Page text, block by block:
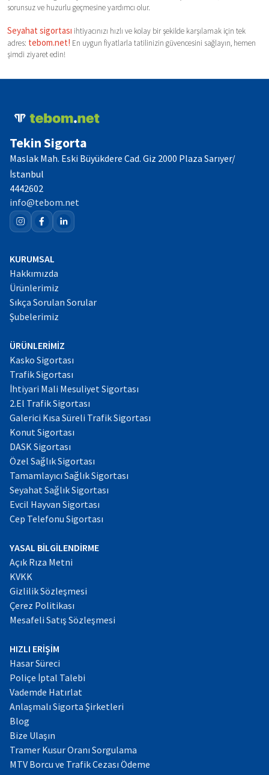
sorunsuz ve huzurlu geçmesine yardımcı olur.
Seyahat sigortası ihtiyacınızı hızlı ve kolay bir şekilde karşılamak için tek
adres: tebom.net! En uygun fiyatlarla tatilinizin güvencesini sağlayın, hemen
şimdi ziyaret edin!
Tekin Sigorta
Maslak Mah. Eski Büyükdere Cad. Giz 2000 Plaza Sarıyer/
İstanbul
4442602
info@tebom.net
KURUMSAL
Hakkımızda
Ürünlerimiz
Sıkça Sorulan Sorular
Şubelerimiz
ÜRÜNLERİMİZ
Kasko Sigortası
Trafik Sigortası
İhtiyari Mali Mesuliyet Sigortası
2.El Trafik Sigortası
Galerici Kısa Süreli Trafik Sigortası
Konut Sigortası
DASK Sigortası
Özel Sağlık Sigortası
Tamamlayıcı Sağlık Sigortası
Seyahat Sağlık Sigortası
Evcil Hayvan Sigortası
Cep Telefonu Sigortası
YASAL BİLGİLENDİRME
Açık Rıza Metni
KVKK
Gizlilik Sözleşmesi
Çerez Politikası
Mesafeli Satış Sözleşmesi
HIZLI ERİŞİM
Hasar Süreci
Poliçe İptal Talebi
Vademde Hatırlat
Anlaşmalı Sigorta Şirketleri
Blog
Bize Ulaşın
Tramer Kusur Oranı Sorgulama
MTV Borcu ve Trafik Cezası Ödeme